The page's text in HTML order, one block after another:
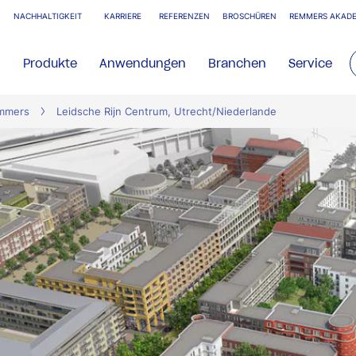
NACHHALTIGKEIT KARRIERE REFERENZEN BROSCHÜREN REMMERS
Produkte Anwendungen Branchen Service
Leidsche Rijn Centrum, Utrecht/Niederlande